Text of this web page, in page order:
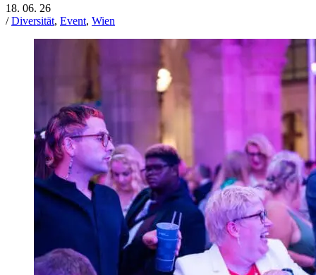
18. 06. 26
/Diversität, Event, Wien